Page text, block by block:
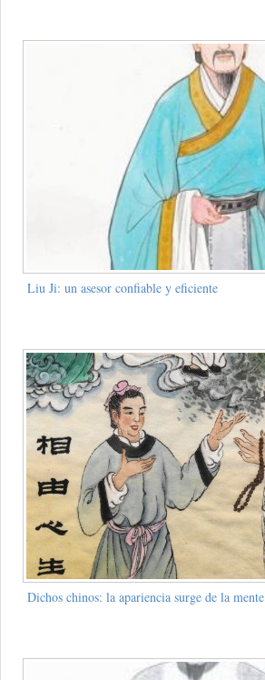
Liu Ji: un asesor confiable y eficiente
Dichos chinos: la apariencia surge de la mente